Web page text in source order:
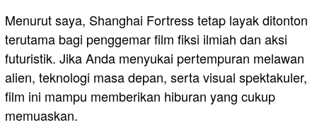
Menurut saya, Shanghai Fortress tetap layak ditonton
terutama bagi penggemar film fiksi ilmiah dan aksi
futuristik. Jika Anda menyukai pertempuran melawan
alien, teknologi masa depan, serta visual spektakuler,
film ini mampu memberikan hiburan yang cukup
memuaskan.